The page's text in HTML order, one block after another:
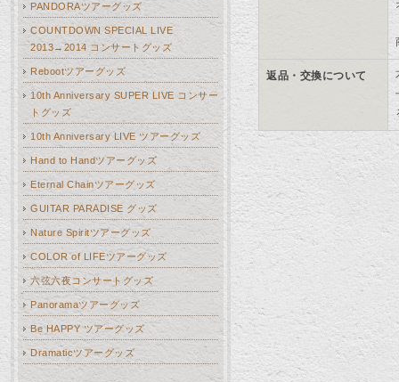
PANDORAツアーグッズ
COUNTDOWN SPECIAL LIVE
2013→2014 コンサートグッズ
Rebootツアーグッズ
10th Anniversary SUPER LIVE コンサー
トグッズ
10th Anniversary LIVE ツアーグッズ
Hand to Handツアーグッズ
Eternal Chainツアーグッズ
GUITAR PARADISE グッズ
Nature Spiritツアーグッズ
COLOR of LIFEツアーグッズ
六弦六夜コンサートグッズ
Panoramaツアーグッズ
Be HAPPY ツアーグッズ
Dramaticツアーグッズ
返品・交換について